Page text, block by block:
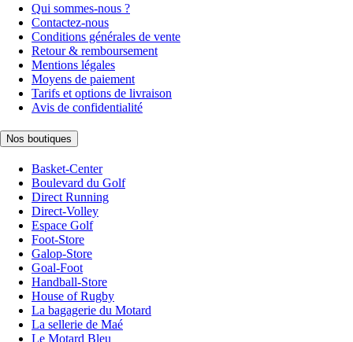
Qui sommes-nous ?
Contactez-nous
Conditions générales de vente
Retour & remboursement
Mentions légales
Moyens de paiement
Tarifs et options de livraison
Avis de confidentialité
Nos boutiques
Basket-Center
Boulevard du Golf
Direct Running
Direct-Volley
Espace Golf
Foot-Store
Galop-Store
Goal-Foot
Handball-Store
House of Rugby
La bagagerie du Motard
La sellerie de Maé
Le Motard Bleu